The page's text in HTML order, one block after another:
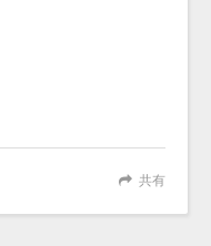
共有